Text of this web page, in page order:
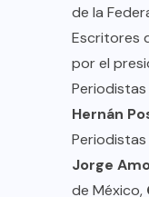
de la
Escritores
por el
Hernán
Periodistas
Jorge
de México,